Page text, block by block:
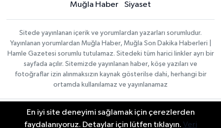
Muğla Haber
Siyaset
Sitede yayınlanan içerik ve yorumlardan yazarları sorumludur.
Yayınlanan yorumlardan Muğla Haber, Muğla Son Dakika Haberleri |
Hamle Gazetesi sorumlu tutulamaz. Sitedeki tüm harici linkler ayrı bir
sayfada açılır. Sitemizde yayınlanan haber, köşe yazıları ve
fotoğraflar izin alınmaksızın kaynak gösterilse dahi, herhangi bir
ortamda kullanılamaz ve yayınlanamaz
Gizlilik Sözleşmesi
Veri Politikası
Haber Yazılımı:
TE Bilişim
En iyi site deneyimi sağlamak için çerezlerden
faydalanıyoruz. Detaylar için lütfen tıklayın. Veri